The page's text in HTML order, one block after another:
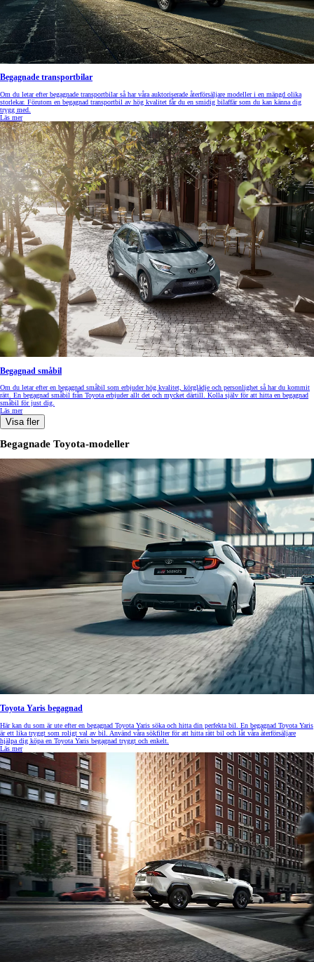
Begagnade transportbilar
Om du letar efter begagnade transportbilar så har våra auktoriserade återförsäljare modeller i en mängd olika
storlekar. Förutom en begagnad transportbil av hög kvalitet får du en smidig bilaffär som du kan känna dig
trygg med.
Läs mer
Begagnad småbil
Om du letar efter en begagnad småbil som erbjuder hög kvalitet, körglädje och personlighet så har du kommit
rätt. En begagnad småbil från Toyota erbjuder allt det och mycket därtill. Kolla själv för att hitta en begagnad
småbil för just dig.
Läs mer
Visa fler
Begagnade Toyota-modeller
Toyota Yaris begagnad
Här kan du som är ute efter en begagnad Toyota Yaris söka och hitta din perfekta bil. En begagnad Toyota Yaris
är ett lika tryggt som roligt val av bil. Använd våra sökfilter för att hitta rätt bil och låt våra återförsäljare
hjälpa dig köpa en Toyota Yaris begagnad tryggt och enkelt.
Läs mer